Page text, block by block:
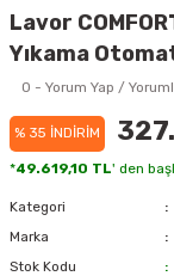
Lavor
Yıkama
0 - Yorum Yap /
% 35 İNDİRİM
*49.619,10 TL' den
Kategori
Marka
Stok Kodu